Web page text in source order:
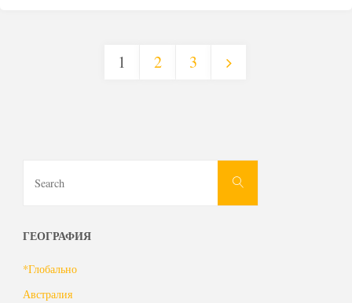
демонтаж
1 2 3
Search
ГЕОГРАФИЯ
*Глобально
Австралия